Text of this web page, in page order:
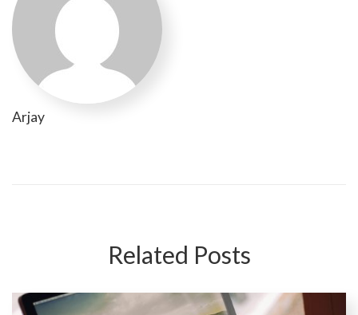
Arjay
Related Posts